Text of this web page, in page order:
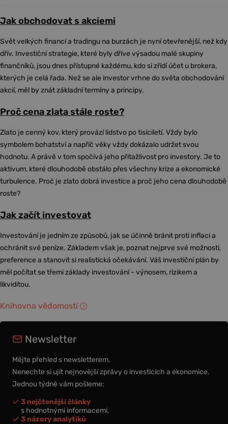
Jak obchodovat s akciemi
Svět velkých financí a tradingu na burzách je nyní otevřenější, než kdy
dřív. Investiční strategie, které byly dříve výsadou malé skupiny
finančníků, jsou dnes přístupné každému, kdo si zřídí účet u brokera,
kterých je celá řada. Než se ale investor vrhne do světa obchodování
akcií, měl by znát základní termíny a principy.
Proč cena zlata stále roste?
Zlato je cenný kov, který provází lidstvo po tisíciletí. Vždy bylo
symbolem bohatství a napříč věky vždy dokázalo udržet svou
hodnotu. A právě v tom spočívá jeho přitažlivost pro investory. Je to
aktivum, které dlouhodobě obstálo přes všechny krize a ekonomické
turbulence. Proč je zlato dobrá investice a proč jeho cena dlouhodobě
roste?
Jak začít investovat
Investování je jedním ze způsobů, jak se účinně bránit proti inflaci a
ochránit své peníze. Základem však je, poznat nejprve své možnosti,
preference a stanovit si realistická očekávání. Váš investiční plán by
měl počítat se třemi základy investování - výnosem, rizikem a
likviditou.
Knihovna vědomostí
Newsletter
Mějte přehled s newsletterem.
Nenechte si ujít nejnovější zprávy o investicích a ekonomice.
Jednou týdně vám pošleme:
3 nejčtenější články
s hodnotnými informacemi,
3 názory analytiků